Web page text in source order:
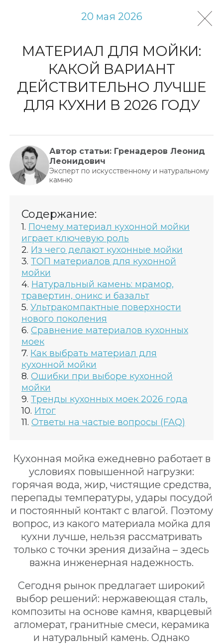
20 мая 2026
МАТЕРИАЛ ДЛЯ МОЙКИ:
КАКОЙ ВАРИАНТ
ДЕЙСТВИТЕЛЬНО ЛУЧШЕ
ДЛЯ КУХНИ В 2026 ГОДУ
Автор статьи: Гренадеров Леонид
Леонидович
Эксперт по искусственному и натуральному
камню
Содержание:
Почему материал кухонной мойки
играет ключевую роль
Из чего делают кухонные мойки
ТОП материалов для кухонной
мойки
Натуральный камень: мрамор,
травертин, оникс и базальт
Ультракомпактные поверхности
нового поколения
Сравнение материалов кухонных
моек
Как выбрать материал для
кухонной мойки
Ошибки при выборе кухонной
мойки
Тренды кухонных моек 2026 года
Итог
Ответы на частые вопросы (FAQ)
Кухонная мойка ежедневно работает в
условиях повышенной нагрузки:
горячая вода, жир, чистящие средства,
перепады температуры, удары посудой
и постоянный контакт с влагой. Поэтому
вопрос, из какого материала мойка для
кухни лучше, нельзя рассматривать
только с точки зрения дизайна – здесь
важна инженерная надежность.
Сегодня рынок предлагает широкий
выбор решений: нержавеющая сталь,
композиты на основе камня, кварцевый
агломерат, гранитные смеси, керамика
и натуральный камень. Однако